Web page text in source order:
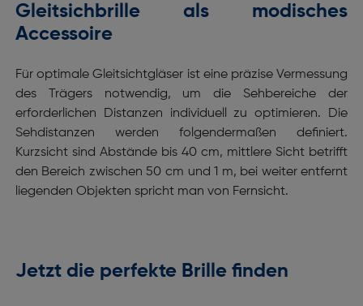
Gleitsichbrille als modisches
Accessoire
Für optimale Gleitsichtgläser ist eine präzise Vermessung
des Trägers notwendig, um die Sehbereiche der
erforderlichen Distanzen individuell zu optimieren. Die
Sehdistanzen werden folgendermaßen definiert.
Kurzsicht sind Abstände bis 40 cm, mittlere Sicht betrifft
den Bereich zwischen 50 cm und 1 m, bei weiter entfernt
liegenden Objekten spricht man von Fernsicht.
Jetzt die perfekte Brille finden